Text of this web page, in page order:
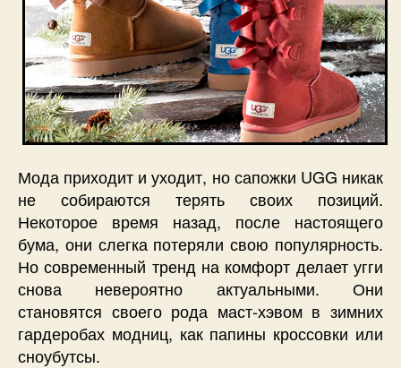
Мода приходит и уходит, но сапожки UGG никак
не собираются терять своих позиций.
Некоторое время назад, после настоящего
бума, они слегка потеряли свою популярность.
Но современный тренд на комфорт делает угги
снова невероятно актуальными. Они
становятся своего рода маст-хэвом в зимних
гардеробах модниц, как папины кроссовки или
сноубутсы.